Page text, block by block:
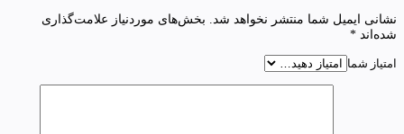
نشانی ایمیل شما منتشر نخواهد شد. بخش‌های موردنیاز علامت‌گذاری
شده‌اند *
امتیاز شما